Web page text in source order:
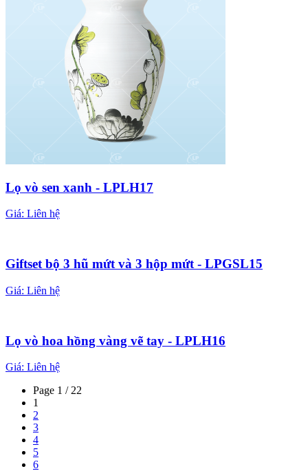
Lọ vò sen xanh - LPLH17
Giá: Liên hệ
Giftset bộ 3 hũ mứt và 3 hộp mứt - LPGSL15
Giá: Liên hệ
Lọ vò hoa hồng vàng vẽ tay - LPLH16
Giá: Liên hệ
Page 1 / 22
1
2
3
4
5
6